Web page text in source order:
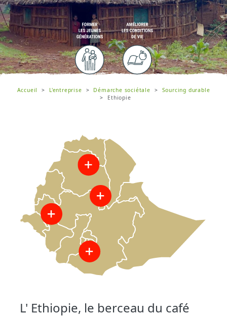
Accueil L'entreprise Démarche sociétale
Sourcing durable
Ethiopie
L' Ethiopie, le berceau du café